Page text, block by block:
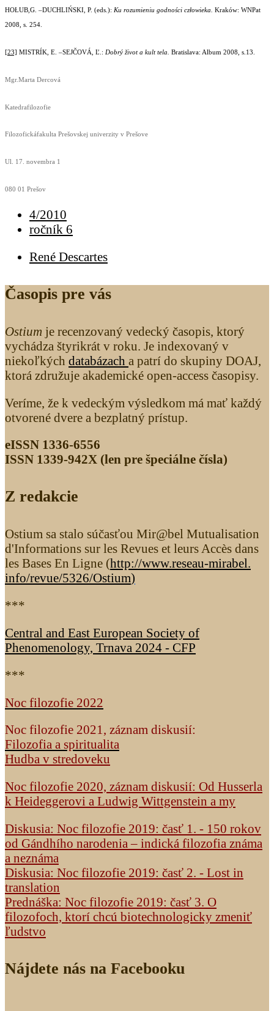
HOŁUB,G. –DUCHLIŃSKI, P. (eds.): Ku rozumieniu godności człowieka. Kraków: WNPat
2008, s. 254.
[23] MISTRÍK, E. –SEJČOVÁ, Ľ.: Dobrý život a kult tela. Bratislava: Album 2008, s.13.
Mgr.Marta Dercová
Katedrafilozofie
Filozofickáfakulta Prešovskej univerzity v Prešove
Ul. 17. novembra 1
080 01 Prešov
4/2010
ročník 6
René Descartes
Časopis pre vás
Ostium je recenzovaný vedecký časopis, ktorý
vychádza štyrikrát v roku. Je indexovaný v
niekoľkých databázach a patrí do skupiny DOAJ,
ktorá združuje akademické open-access časopisy.
Veríme, že k vedeckým výsledkom má mať každý
otvorené dvere a bezplatný prístup.
eISSN 1336-6556
ISSN 1339­-942X (len pre špeciálne čísla)
Z redakcie
Ostium sa stalo súčasťou Mir@bel Mutualisation
d'Informations sur les Revues et leurs Accès dans
les Bases En Ligne (http://www.reseau-mirabel.
info/revue/5326/Ostium)
***
Central and East European Society of
Phenomenology, Trnava 2024 - CFP
***
Noc filozofie 2022
Noc filozofie 2021, záznam diskusií:
Filozofia a spiritualita
Hudba v stredoveku
Noc filozofie 2020, záznam diskusií: Od Husserla
k Heideggerovi a Ludwig Wittgenstein a my
Diskusia: Noc filozofie 2019: časť 1. - 150 rokov
od Gándhího narodenia – indická filozofia známa
a neznáma
Diskusia: Noc filozofie 2019: časť 2. - Lost in
translation
Prednáška: Noc filozofie 2019: časť 3. O
filozofoch, ktorí chcú biotechnologicky zmeniť
ľudstvo
Nájdete nás na Facebooku